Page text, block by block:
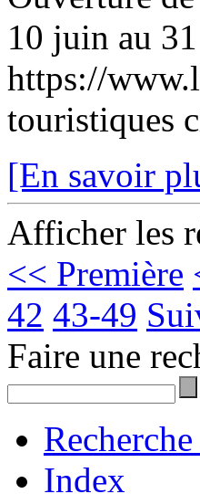
10 juin au
https://
touristiques
[En savoir
Afficher les
<< Première
42 43-49
Faire une
Index